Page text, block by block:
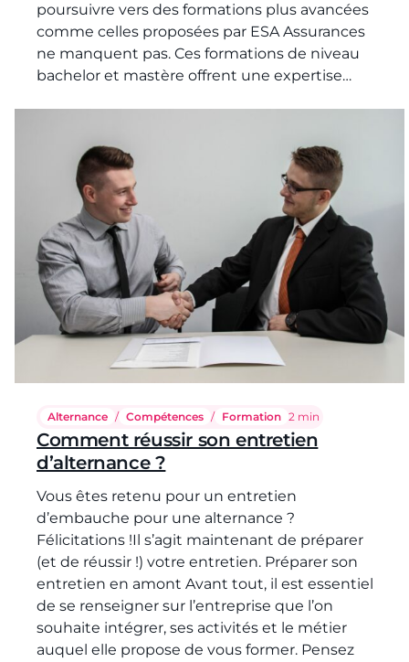
poursuivre vers des formations plus avancées
comme celles proposées par ESA Assurances
ne manquent pas. Ces formations de niveau
bachelor et mastère offrent une expertise…
Alternance / Compétences / Formation Temps de lecture :
2 min
Comment réussir son entretien
d’alternance ?
Vous êtes retenu pour un entretien
d’embauche pour une alternance ?
Félicitations !Il s’agit maintenant de préparer
(et de réussir !) votre entretien. Préparer son
entretien en amont Avant tout, il est essentiel
de se renseigner sur l’entreprise que l’on
souhaite intégrer, ses activités et le métier
auquel elle propose de vous former. Pensez